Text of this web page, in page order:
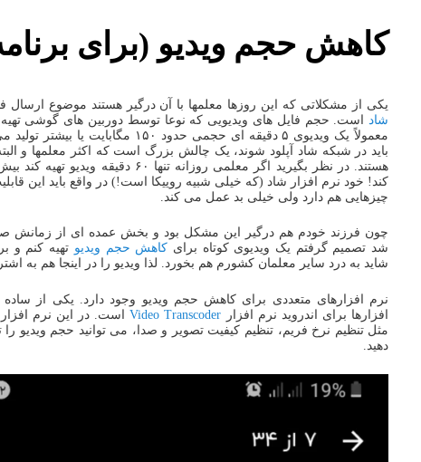
کاهش حجم ویدیو (برای
یکی از مشکلاتی که این روزها معلمها با آن درگیر هستند موضوع ارسال
شاد است. حجم فایل های ویدیویی که نوعا توسط دوربین های گوشی
معمولاً یک ویدیوی ۵ دقیقه ای حجمی حدود ۱۵۰
باید در شبکه شاد آپلود شوند، یک چالش بزرگ است که اکثر معلمها و
کند! خود نرم افزار شاد (که خیلی شبیه روییکا است!) در واقع باید این
چیزهایی هم دارد ولی خیلی بد عمل می کند.
چون فرزند خودم هم درگیر این مشکل بود و بخش عمده ای از زمانش
شد تصمیم گرفتم یک ویدیوی کوتاه برای کاهش حجم ویدیو تهیه کنم و
شاید به درد سایر معلمان کشورم هم بخورد. لذا ویدیو را در اینجا هم به
نرم افزارهای متعددی برای کاهش حجم ویدیو وجود دارد. یکی از ساده
افزارها برای اندروید نرم افزار Video Transcoderاست. در این نرم افزار
مثل تنظیم نرخ فریم، تنظیم کیفیت تصویر و صدا، می توانید حجم ویدیو
دهید.